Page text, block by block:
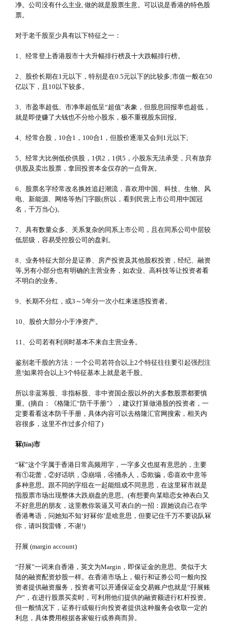
净。公司没有什么主业, 做的就是股票生意。可以说是香港的特色股
票。
对于老千股至少具有以下特征之一：
1、经常登上香港股市十大升幅排行榜及十大跌幅排行榜。
2、股价长期在1元以下，特别是在0.5元以下的比较多;市值一般在50
亿以下，且10以下较多。
3、市盈率超低、市净率超低呈“超值”表象，但股息回报率也超低，
就是即使赚了大钱也不分给小股东，极不重视股东回报。
4、经常合股，10合1，100合1，但股价逐渐又会到1元以下;
5、经常大比例低价供股，1供2，1供5，小股东无法承受，只有放弃
供股及卖出股票，拿回投资本金仅存的一点骨灰。
6、股票名字经常改名换姓追赶潮流，喜欢用中国、科技、生物、风
电、新能源、网络等热门字眼(所以，看到民营上市公司用中国冠
名，千万当心)。
7、具有数量众多、关系复杂的同系上市公司，且在同系公司中层较
低层级，容易受控股公司的盘剥。
8、业务特征大部分是证券、房产投资及其他股权投资，经纪、融资
等,另有小部分也有明确的主营业务，如农业、高科技等让投资者看
不明白的业务。
9、长期不分红，或3～5年分一次小红来迷惑投资者。
10、股价大部分小于净资产。
11、公司若有利润时基本不来自主营业务。
鉴别老千股的方法：一个公司若符合以上2个特征往往要引起强烈注
意!如果符合以上3个特征基本上就是老千股。
所以非蓝筹股、非指标股、非中资国企股以外的大多数股票都要慎
重。(摘自：《格隆汇“防千手册”》，建议打算做港股的投资者，一
定要看看这本防千手册，具体内容可以去格隆汇官网搜索，相关内
容很多，这里不作过多介绍了)
冧(lín)市
“冧”这个字属于香港日常高频用字，一字多义也挺有意思的，主要
有①花蕾，②好话哄，③崩塌，④捅杀人，⑤欺骗，⑥喜欢中意等
多种意思。跟不同的字组在一起能组成不同意思，在这里冧市就是
指股票市场出现整体大跌崩盘的意思。(有想要向某暗恋女神表白又
不好意思的朋友，这里教你装逼又可表白的一招：跟她说自己在学
香港粤语，问她知不知‘好冧你’是啥意思，但要记住千万不要说队冧
你，请叫我雷锋，不谢!)
孖展 (margin account)
“孖展”一词来自香港，英文为Margin，即保证金的意思。类似于大
陆的融资配资炒股一样。在香港市场上，银行和证券公司一般向投
资者提供融资服务，投资者可以开通保证金交易账户也就是“孖展账
户”，在进行股票买卖时，可利用他们提供的融资额进行杠杆投资。
但一般情况下，证券行或银行向投资者提供这种服务会收取一定的
利息，具体费用根据各家银行或券商而异。